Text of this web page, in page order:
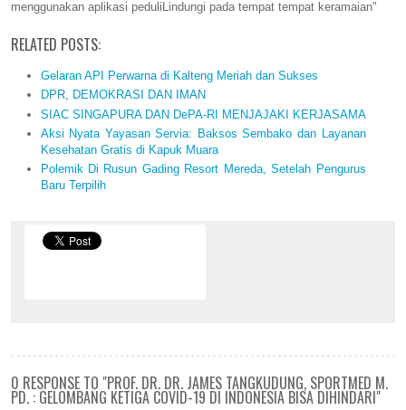
menggunakan aplikasi peduliLindungi pada tempat tempat keramaian"
RELATED POSTS:
Gelaran API Perwarna di Kalteng Meriah dan Sukses
DPR, DEMOKRASI DAN IMAN
SIAC SINGAPURA DAN DePA-RI MENJAJAKI KERJASAMA
Aksi Nyata Yayasan Servia: Baksos Sembako dan Layanan
Kesehatan Gratis di Kapuk Muara
Polemik Di Rusun Gading Resort Mereda, Setelah Pengurus
Baru Terpilih
0 RESPONSE TO "PROF. DR. DR. JAMES TANGKUDUNG, SPORTMED M.
PD. : GELOMBANG KETIGA COVID-19 DI INDONESIA BISA DIHINDARI"